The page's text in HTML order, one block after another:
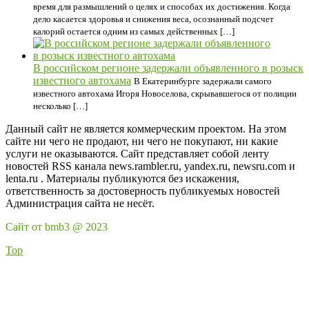
время для размышлений о целях и способах их достижения. Когда
дело касается здоровья и снижения веса, осознанный подсчет
калорий остается одним из самых действенных […]
В российском регионе задержали объявленного в розыск
известного автохама В Екатеринбурге задержали самого
известного автохама Игоря Новоселова, скрывавшегося от полиции
несколько […]
Данный сайт не является коммерческим проектом. На этом
сайте ни чего не продают, ни чего не покупают, ни какие
услуги не оказываются. Сайт представляет собой ленту
новостей RSS канала news.rambler.ru, yandex.ru, newsru.com и
lenta.ru . Материалы публикуются без искажения,
ответственность за достоверность публикуемых новостей
Администрация сайта не несёт.
Сайт от bmb3 @ 2023
Top